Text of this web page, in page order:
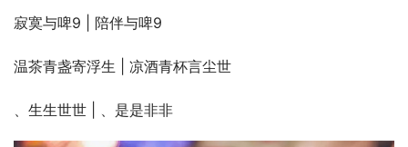
寂寞与啤9 | 陪伴与啤9
温茶青盏寄浮生 | 凉酒青杯言尘世
、生生世世 | 、是是非非